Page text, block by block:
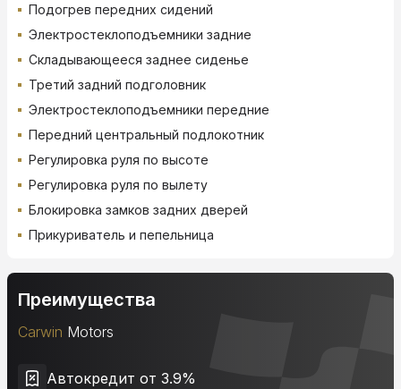
Подогрев передних сидений
Электростеклоподъемники задние
Складывающееся заднее сиденье
Третий задний подголовник
Электростеклоподъемники передние
Передний центральный подлокотник
Регулировка руля по высоте
Регулировка руля по вылету
Блокировка замков задних дверей
Прикуриватель и пепельница
Преимущества
Carwin Motors
Автокредит от 3.9%